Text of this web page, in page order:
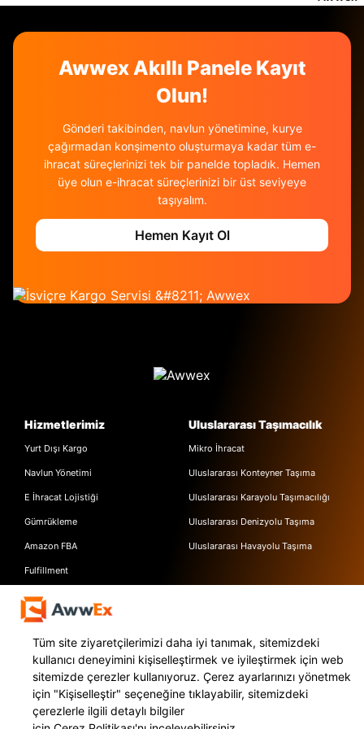
paneli, beyan değerine göre prim hesaplar.
uyum zorunludur. Uygunsuz paketleme, tazmin
sürecini olumsuz etkileyebilir.
adres formatına uymak hızlı geçiş sağlar. Lityum ve
önemdedir. Sanayi ürünlerinde menşe belgesi
zorunlu olmasa da evrak setini eksiksiz tutmak iyi
pratiktir. DDP/DAP seçimi müşteri deneyimini
kontrol adımlarını zorunlu kılar.
Awwex Akıllı Panele Kayıt
Olun!
Gönderi takibinden, navlun yönetimine, kurye
çağırmadan konşimento oluşturmaya kadar tüm e-
ihracat süreçlerinizi tek bir panelde topladık. Hemen
üye olun e-ihracat süreçlerinizi bir üst seviyeye
taşıyalım.
Hemen Kayıt Ol
Hizmetlerimiz
Yurt Dışı Kargo
Navlun Yönetimi
E İhracat Lojistiği
Gümrükleme
Amazon FBA
Fulfillment
Ara Depolama
Uluslararası Taşımacılık
Mikro İhracat
Uluslararası Konteyner Taşıma
Uluslararası Karayolu Taşımacılığı
Uluslararası Denizyolu Taşıma
Uluslararası Havayolu Taşıma
Referanslar
Webinarlar
Videocastler
Hakkımızda
İletişim
Basında Biz
KVKK Metinleri
Tüm site ziyaretçilerimizi daha iyi tanımak, sitemizdeki
kullanıcı deneyimini kişiselleştirmek ve iyileştirmek için web
sitemizde çerezler kullanıyoruz. Çerez ayarlarınızı yönetmek
için "Kişiselleştir" seçeneğine tıklayabilir, sitemizdeki
çerezlerle ilgili detaylı bilgiler